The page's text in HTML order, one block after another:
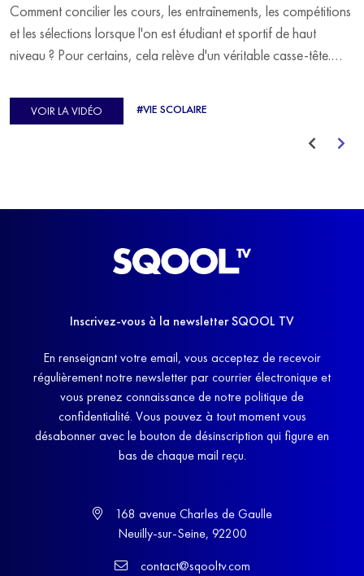
Comment concilier les cours, les entraînements, les compétitions
et les sélections lorsque l'on est étudiant et sportif de haut
niveau ? Pour certains, cela relève d'un véritable casse-tête.
d'Europe de Horse-ball, qui a failli abandonner ses études
avant de trouver un nouvel équilibre.
VOIR LA VIDÉO #VIE SCOLAIRE
Inscrivez-vous à la newsletter SQOOL TV
En renseignant votre email, vous acceptez de recevoir
régulièrement notre newsletter par courrier électronique et
vous prenez connaissance de notre politique de
confidentialité. Vous pouvez à tout moment vous
désabonner avec le bouton de désinscription qui figure en
bas de chaque mail reçu.
168 avenue Charles de Gaulle
Neuilly-sur-Seine, 92200
contact@sqooltv.com